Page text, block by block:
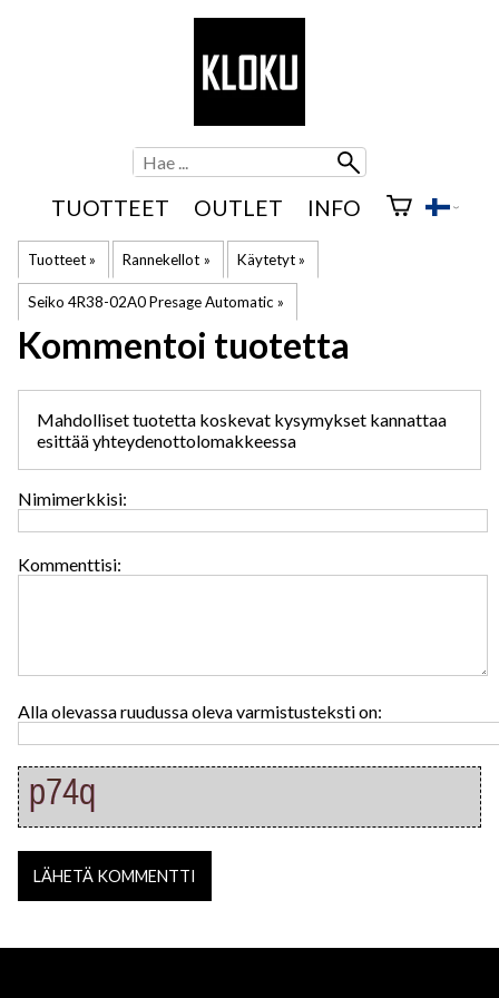
TUOTTEET OUTLET INFO
Tuotteet‪» Rannekellot ‪» Käytetyt ‪»
Seiko 4R38-02A0 Presage Automatic ‪»
Kommentoi tuotetta
Mahdolliset tuotetta koskevat kysymykset kannattaa
esittääyhteydenottolomakkeessa
Nimimerkkisi:
Kommenttisi:
Alla olevassa ruudussa oleva varmistusteksti on: